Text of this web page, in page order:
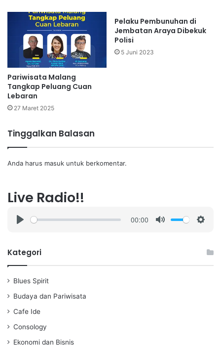
Pariwisata Malang
Tangkap Peluang Cuan
Lebaran
27 Maret 2025
Pelaku Pembunuhan di
Jembatan Araya Dibekuk
Polisi
5 Juni 2023
Tinggalkan Balasan
Anda harus masuk untuk berkomentar.
Live Radio!!
a
00:00
Kategori
Blues Spirit
Budaya dan Pariwisata
Cafe Ide
Consology
Ekonomi dan Bisnis